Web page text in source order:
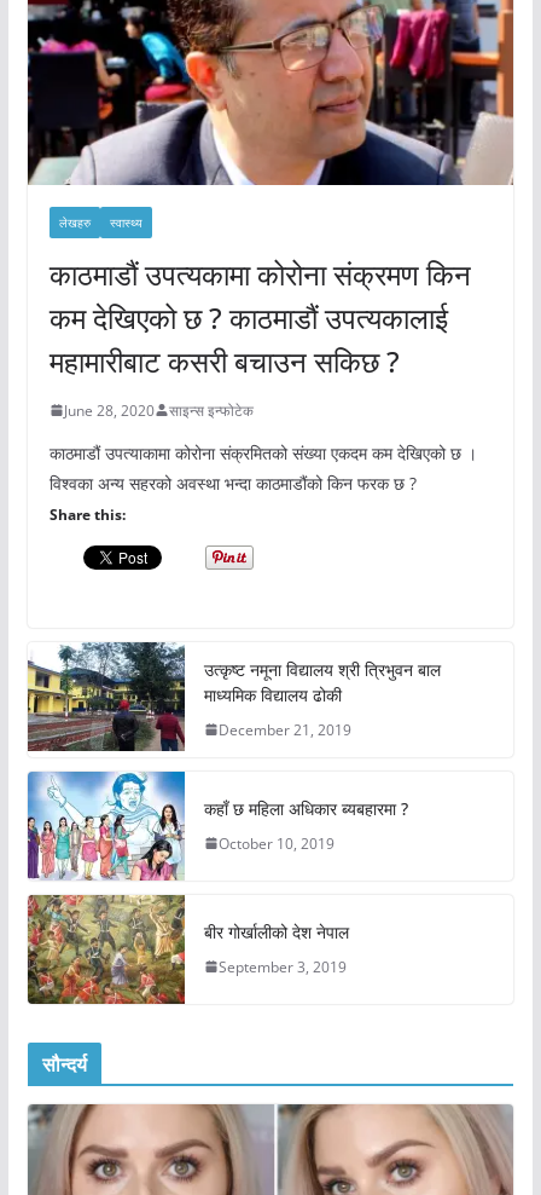
लेखहरु स्वास्थ्य
काठमाडौं उपत्यकामा कोरोना संक्रमण किन
कम देखिएको छ ? काठमाडौं उपत्यकालाई
महामारीबाट कसरी बचाउन सकिछ ?
June 28, 2020 साइन्स इन्फोटेक
काठमाडौं उपत्याकामा कोरोना संक्रमितको संख्या एकदम कम देखिएको छ ।
विश्वका अन्य सहरको अवस्था भन्दा काठमाडौंको किन फरक छ ?
Share this:
उत्कृष्ट नमूना विद्यालय श्री त्रिभुवन बाल
माध्यमिक विद्यालय ढोकी
December 21, 2019
कहाँ छ महिला अधिकार ब्यबहारमा ?
October 10, 2019
बीर गोर्खालीको देश नेपाल
September 3, 2019
सौन्दर्य